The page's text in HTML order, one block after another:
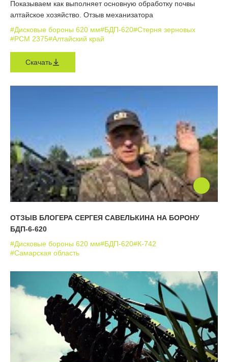
Показываем как выполняет основную обработку почвы
алтайское хозяйство. Отзыв механизатора
#Дисковые бороны 620 мм#БДП-620#Стерня зерновых
#РСМ 2375#Алтайский край
Скачать
ОТЗЫВ БЛОГЕРА СЕРГЕЯ САВЕЛЬКИНА НА БОРОНУ
БДП-6-620
#Дисковые бороны 620 мм#БДП-620#К-742
#Самарская область